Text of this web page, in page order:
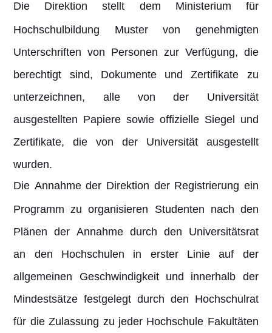
Die Direktion stellt dem Ministerium für
Hochschulbildung Muster von genehmigten
Unterschriften von Personen zur Verfügung, die
berechtigt sind, Dokumente und Zertifikate zu
unterzeichnen, alle von der Universität
ausgestellten Papiere sowie offizielle Siegel und
Zertifikate, die von der Universität ausgestellt
wurden.
Die Annahme der Direktion der Registrierung ein
Programm zu organisieren Studenten nach den
Plänen der Annahme durch den Universitätsrat
an den Hochschulen in erster Linie auf der
allgemeinen Geschwindigkeit und innerhalb der
Mindestsätze festgelegt durch den Hochschulrat
für die Zulassung zu jeder Hochschule Fakultäten